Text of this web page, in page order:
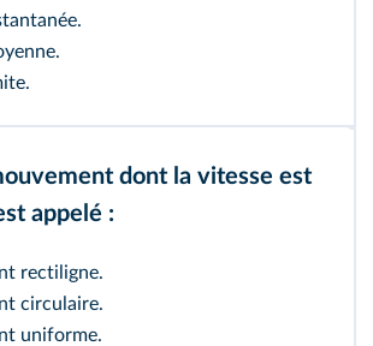
dont la vitesse est
appelé :
rectiligne.
circulaire.
uniforme.